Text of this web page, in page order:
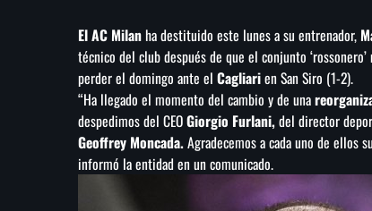
El AC Milanha destituido este lunes a su entrenador,
técnico del club después de que el conjunto ‘rossonero’
perder el domingo ante el Cagliarien San Siro (1-2).
“Ha llegado el momento del cambio y de una
despedimos del CEOGiorgio Furlani,del director
Geoffrey Moncada.Agradecemos a cada uno de ellos
informó la entidad en un comunicado.